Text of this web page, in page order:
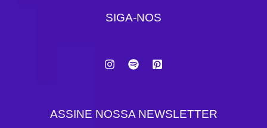
SIGA-NOS
ASSINE NOSSA NEWSLETTER